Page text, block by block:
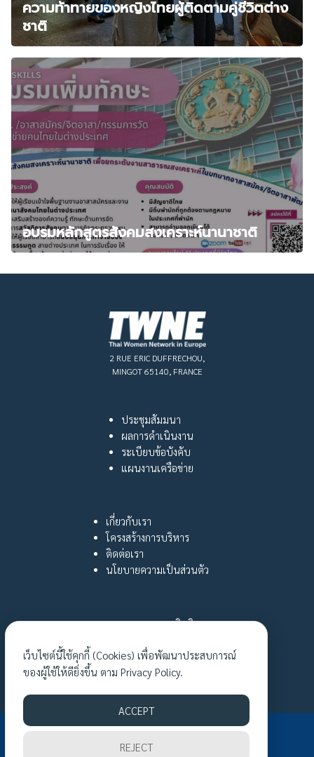
ความท้าทายของหญิงไทยผู้ติดตามคู่ชีวิตต่าง
ชาติ
อบรมหลักสูตรสังคมสงเคราะห์นานาชาติ
2 RUE ERIC DUFFRECHOU,
MINGOT 65140, FRANCE
ประชุมสัมมนา
ผลการดำเนินงาน
ระเบียบข้อบังคับ
แผนงานเครือข่าย
เกี่ยวกับเรา
โครงสร้างการบริหาร
ติดต่อเรา
นโยบายความเป็นส่วนตัว
กฎหมายและสิทธิ
เรื่องเล่าเงาชีวิต
กิจกรรมล่าสุด
©2026 TWNE.EU. ALL RIGHTS RESERVED.
เว็บไซต์นี้ใช้คุกกี้ (Cookies) เพื่อพัฒนาประสบการณ์
ของผู้ใช้ให้ดียิ่งขึ้น ตาม Privacy Policy.
ACCEPT
REJECT